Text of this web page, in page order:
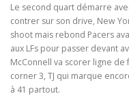
Le second quart démarre
contrer sur son drive, New
shoot mais rebond Pacers
aux LFs pour passer devant
McConnell va scorer ligne de
corner 3, TJ qui marque
à 41 partout.